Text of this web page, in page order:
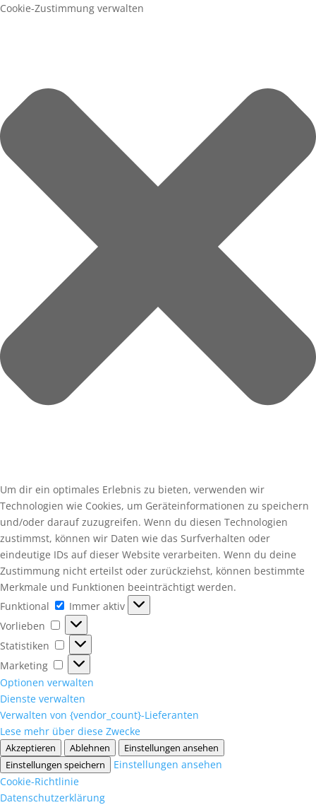
Cookie-Zustimmung verwalten
Um dir ein optimales Erlebnis zu bieten, verwenden wir
Technologien wie Cookies, um Geräteinformationen zu speichern
und/oder darauf zuzugreifen. Wenn du diesen Technologien
zustimmst, können wir Daten wie das Surfverhalten oder
eindeutige IDs auf dieser Website verarbeiten. Wenn du deine
Zustimmung nicht erteilst oder zurückziehst, können bestimmte
Merkmale und Funktionen beeinträchtigt werden.
Funktional
Funktional
Immer aktiv
Vorlieben
Vorlieben
Statistiken
Statistiken
Marketing
Marketing
Optionen verwalten
Dienste verwalten
Verwalten von {vendor_count}-Lieferanten
Lese mehr über diese Zwecke
Akzeptieren Ablehnen
Einstellungen ansehen
Einstellungen speichern
Einstellungen ansehen
Cookie-Richtlinie
Datenschutzerklärung